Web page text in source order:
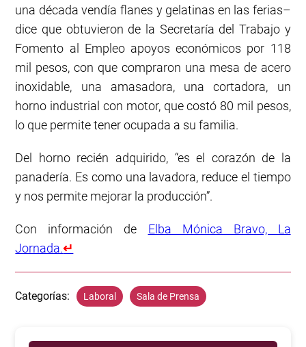
una década vendía flanes y gelatinas en las ferias–
dice que obtuvieron de la Secretaría del Trabajo y
Fomento al Empleo apoyos económicos por 118
mil pesos, con que compraron una mesa de acero
inoxidable, una amasadora, una cortadora, un
horno industrial con motor, que costó 80 mil pesos,
lo que permite tener ocupada a su familia.
Del horno recién adquirido, “es el corazón de la
panadería. Es como una lavadora, reduce el tiempo
y nos permite mejorar la producción”.
Con información de Elba Mónica Bravo, La
Jornada.↵
Categorías: Laboral Sala de Prensa